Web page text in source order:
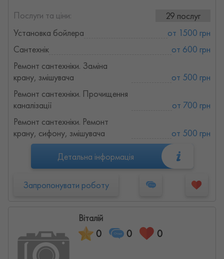
Послуги та ціни:
29 послуг
Установка бойлера
от 1500 грн
Сантехнік
от 600 грн
Ремонт сантехніки. Заміна
крану, змішувача
от 500 грн
Ремонт сантехніки. Прочищення
каналізації
от 700 грн
Ремонт сантехніки. Ремонт
крану, сифону, змішувача
от 500 грн
Детальна інформація
Запропонувати роботу
Віталій
0 0 0